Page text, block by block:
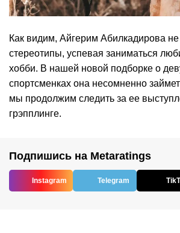
Как видим, Айгерим Абилкадирова
стереотипы, успевая заниматься
хобби. В нашей новой подборке о
спортсменках она несомненно
мы продолжим следить за ее
грэпплинге.
Подпишись на Metaratings
Instagram Telegram